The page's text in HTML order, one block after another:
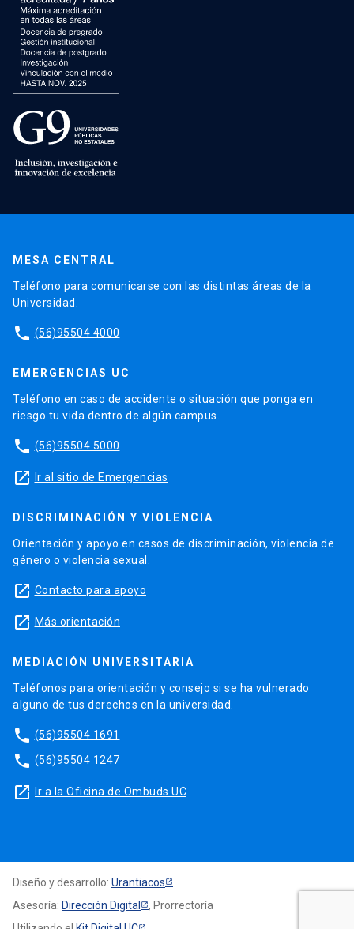
MESA CENTRAL
Teléfono para comunicarse con las distintas áreas de la
Universidad.
phone (56)95504 4000
EMERGENCIAS UC
Teléfono en caso de accidente o situación que ponga en
riesgo tu vida dentro de algún campus.
phone (56)95504 5000
launch Ir al sitio de Emergencias
DISCRIMINACIÓN Y VIOLENCIA
Orientación y apoyo en casos de discriminación, violencia de
género o violencia sexual.
launch Contacto para apoyo
launch Más orientación
MEDIACIÓN UNIVERSITARIA
Teléfonos para orientación y consejo si se ha vulnerado
alguno de tus derechos en la universidad.
phone (56)95504 1691
phone (56)95504 1247
launch Ir a la Oficina de Ombuds UC
Diseño y desarrollo: Urantiacos
Asesoría: Dirección Digital
, Prorrectoría